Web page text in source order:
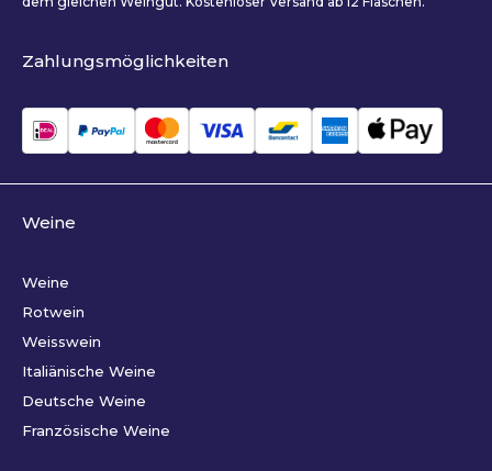
Zahlungsmöglichkeiten
Weine
Weine
Rotwein
Weisswein
Italiänische Weine
Deutsche Weine
Französische Weine